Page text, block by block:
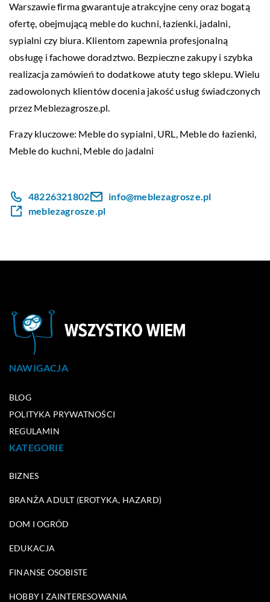
Warszawie firma gwarantuje atrakcyjne ceny oraz bogatą
ofertę, obejmującą meble do kuchni, łazienki, jadalni,
sypialni czy biura. Klientom zapewnia profesjonalną
obsługę i fachowe doradztwo. Bezpieczne zakupy i szybka
realizacja zamówień to dodatkowe atuty tego sklepu. Wielu
zadowolonych klientów docenia jakość usług świadczonych
przez Meblezagrosze.pl.
Frazy kluczowe: Meble do sypialni, URL, Meble do łazienki,
Meble do kuchni, Meble do jadalni
48226321802
info@meblezagrosze.pl
meblezagrosze.pl
NAWIGACJA
BLOG
POLITYKA PRYWATNOŚCI
REGULAMIN
KATEGORIE
BIZNES
BRANŻA ADULT (EROTYKA, HAZARD)
DOM I OGRÓD
EDUKACJA
FINANSE OSOBISTE
HOBBY I ZAINTERESOWANIA